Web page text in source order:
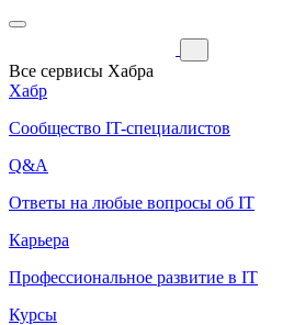
Все сервисы Хабра
Хабр
Сообщество IT-специалистов
Q&A
Ответы на любые вопросы об IT
Карьера
Профессиональное развитие в IT
Курсы